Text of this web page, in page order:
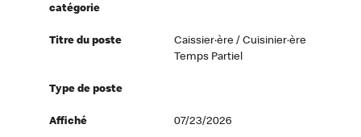
catégorie
Titre du poste
Caissier·ère / Cuisinier·ère
Temps Partiel
Type de poste
Affiché 07/23/2026